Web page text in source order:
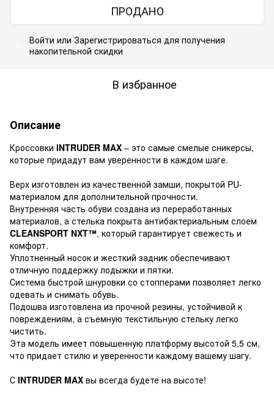
ПРОДАНО
Войти или Зарегистрироваться для получения
накопительной скидки
В избранное
Описание
Кроссовки INTRUDER MAX – это самые смелые сникерсы,
которые придадут вам уверенности в каждом шаге.
Верх изготовлен из качественной замши, покрытой PU-
материалом для дополнительной прочности.
Внутренняя часть обуви создана из переработанных
материалов, а стелька покрыта антибактериальным слоем
CLEANSPORT NXT™, который гарантирует свежесть и
комфорт.
Уплотненный носок и жесткий задник обеспечивают
отличную поддержку лодыжки и пятки.
Система быстрой шнуровки со стопперами позволяет легко
одевать и снимать обувь.
Подошва изготовлена ​​из прочной резины, устойчивой к
повреждениям, а съемную текстильную стельку легко
чистить.
Эта модель имеет повышенную платформу высотой 5,5 см,
что придает стилю и уверенности каждому вашему шагу.
С INTRUDER MAX вы всегда будете на высоте!